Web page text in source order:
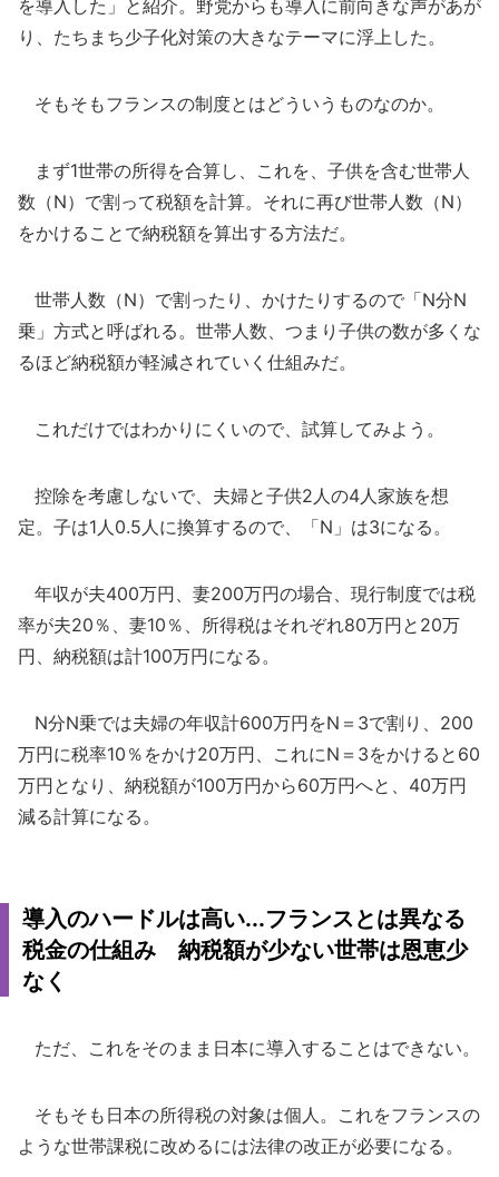
を導入した」と紹介。野党からも導入に前向きな声があが
り、たちまち少子化対策の大きなテーマに浮上した。
そもそもフランスの制度とはどういうものなのか。
まず1世帯の所得を合算し、これを、子供を含む世帯人
数（N）で割って税額を計算。それに再び世帯人数（N）
をかけることで納税額を算出する方法だ。
世帯人数（N）で割ったり、かけたりするので「N分N
乗」方式と呼ばれる。世帯人数、つまり子供の数が多くな
るほど納税額が軽減されていく仕組みだ。
これだけではわかりにくいので、試算してみよう。
控除を考慮しないで、夫婦と子供2人の4人家族を想
定。子は1人0.5人に換算するので、「N」は3になる。
年収が夫400万円、妻200万円の場合、現行制度では税
率が夫20％、妻10％、所得税はそれぞれ80万円と20万
円、納税額は計100万円になる。
N分N乗では夫婦の年収計600万円をN＝3で割り、200
万円に税率10％をかけ20万円、これにN＝3をかけると60
万円となり、納税額が100万円から60万円へと、40万円
減る計算になる。
導入のハードルは高い...フランスとは異なる
税金の仕組み 納税額が少ない世帯は恩恵少
なく
ただ、これをそのまま日本に導入することはできない。
そもそも日本の所得税の対象は個人。これをフランスの
ような世帯課税に改めるには法律の改正が必要になる。